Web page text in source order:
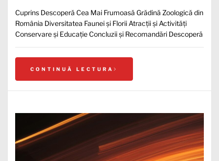
Cuprins Descoperă Cea Mai Frumoasă Grădină Zoologică din
România Diversitatea Faunei și Florii Atracții și Activități
Conservare și Educație Concluzii și Recomandări Descoperă
CONTINUĂ LECTURA